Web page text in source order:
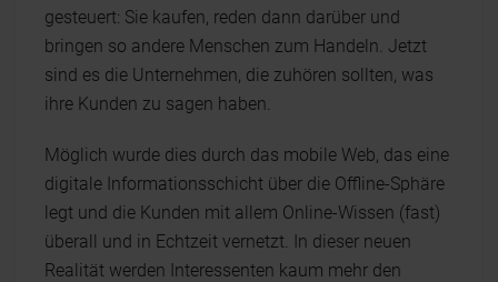
gesteuert: Sie kaufen, reden dann darüber und
bringen so andere Menschen zum Handeln. Jetzt
sind es die Unternehmen, die zuhören sollten, was
ihre Kunden zu sagen haben.
Möglich wurde dies durch das mobile Web, das eine
digitale Informationsschicht über die Offline-Sphäre
legt und die Kunden mit allem Online-Wissen (fast)
überall und in Echtzeit vernetzt. In dieser neuen
Realität werden Interessenten kaum mehr den